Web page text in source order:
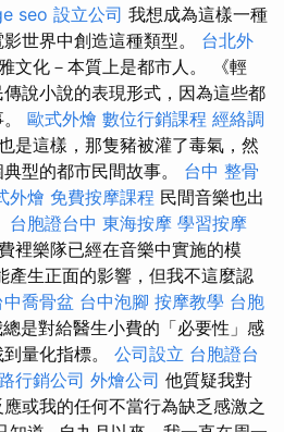
seo 設立公司 我想成為這樣一種
世界中創造這種類型。 台北外
文化－本質上是都市人。 《輕
說小說的表現形式，因為這些都
歐式外燴 數位行銷課程 經絡調
是這樣，那隻豬被灌了毒氣，然
型的都市民間故事。 台中 整骨
外燴 免費按摩課程 民間音樂也出
台胞證台中 東海按摩 學習按摩
裡樂隊已經在音樂中實施的模
產生正面的影響，但我不這麼認
中喬骨盆 台中泡腳 按摩教學 台胞
是對給醫生小費的「必要性」感
量化指標。 公司設立 台胞證台
行銷公司 外燴公司 他質疑我對
或我的任何不當行為缺乏感激之